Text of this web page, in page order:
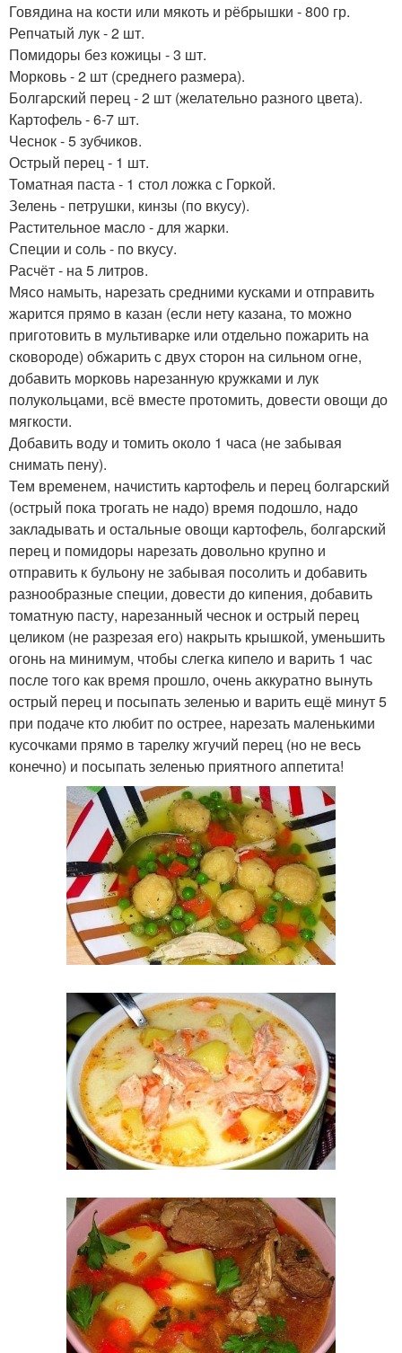
Говядина на кости или мякоть и рёбрышки - 800 гр.
Репчатый лук - 2 шт.
Помидоры без кожицы - 3 шт.
Морковь - 2 шт (среднего размера).
Болгарский перец - 2 шт (желательно разного цвета).
Картофель - 6-7 шт.
Чеснок - 5 зубчиков.
Острый перец - 1 шт.
Томатная паста - 1 стол ложка с Горкой.
Зелень - петрушки, кинзы (по вкусу).
Растительное масло - для жарки.
Специи и соль - по вкусу.
Расчёт - на 5 литров.
Мясо намыть, нарезать средними кусками и отправить
жарится прямо в казан (если нету казана, то можно
приготовить в мультиварке или отдельно пожарить на
сковороде) обжарить с двух сторон на сильном огне,
добавить морковь нарезанную кружками и лук
полукольцами, всё вместе протомить, довести овощи до
мягкости.
Добавить воду и томить около 1 часа (не забывая
снимать пену).
Тем временем, начистить картофель и перец болгарский
(острый пока трогать не надо) время подошло, надо
закладывать и остальные овощи картофель, болгарский
перец и помидоры нарезать довольно крупно и
отправить к бульону не забывая посолить и добавить
разнообразные специи, довести до кипения, добавить
томатную пасту, нарезанный чеснок и острый перец
целиком (не разрезая его) накрыть крышкой, уменьшить
огонь на минимум, чтобы слегка кипело и варить 1 час
после того как время прошло, очень аккуратно вынуть
острый перец и посыпать зеленью и варить ещё минут 5
при подаче кто любит по острее, нарезать маленькими
кусочками прямо в тарелку жгучий перец (но не весь
конечно) и посыпать зеленью приятного аппетита!